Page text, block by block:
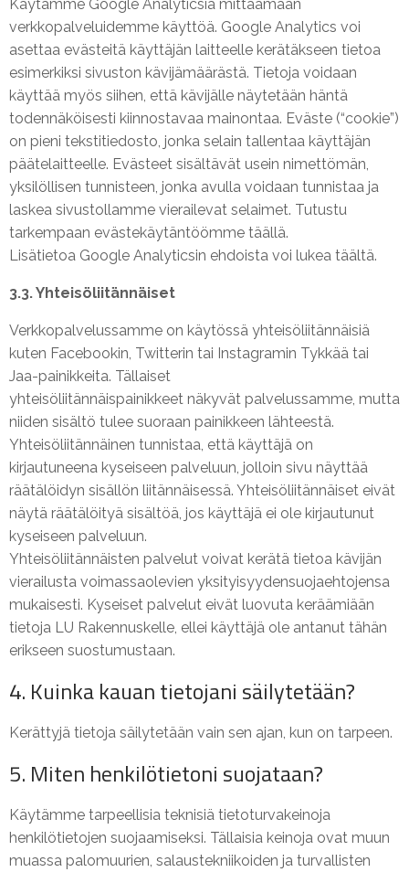
Käytämme Google Analyticsiä mittaamaan
verkkopalveluidemme käyttöä. Google Analytics voi
asettaa evästeitä käyttäjän laitteelle kerätäkseen tietoa
esimerkiksi sivuston kävijämäärästä. Tietoja voidaan
käyttää myös siihen, että kävijälle näytetään häntä
todennäköisesti kiinnostavaa mainontaa. Eväste (“cookie”)
on pieni tekstitiedosto, jonka selain tallentaa käyttäjän
päätelaitteelle. Evästeet sisältävät usein nimettömän,
yksilöllisen tunnisteen, jonka avulla voidaan tunnistaa ja
laskea sivustollamme vierailevat selaimet. Tutustu
tarkempaan evästekäytäntöömme täällä.
Lisätietoa Google Analyticsin ehdoista voi lukea täältä.
3.3. Yhteisöliitännäiset
Verkkopalvelussamme on käytössä yhteisöliitännäisiä
kuten Facebookin, Twitterin tai Instagramin Tykkää tai
Jaa-painikkeita. Tällaiset
yhteisöliitännäispainikkeet näkyvät palvelussamme, mutta
niiden sisältö tulee suoraan painikkeen lähteestä.
Yhteisöliitännäinen tunnistaa, että käyttäjä on
kirjautuneena kyseiseen palveluun, jolloin sivu näyttää
räätälöidyn sisällön liitännäisessä. Yhteisöliitännäiset eivät
näytä räätälöityä sisältöä, jos käyttäjä ei ole kirjautunut
kyseiseen palveluun.
Yhteisöliitännäisten palvelut voivat kerätä tietoa kävijän
vierailusta voimassaolevien yksityisyydensuojaehtojensa
mukaisesti. Kyseiset palvelut eivät luovuta keräämiään
tietoja LU Rakennuskelle, ellei käyttäjä ole antanut tähän
erikseen suostumustaan.
4. Kuinka kauan tietojani säilytetään?
Kerättyjä tietoja säilytetään vain sen ajan, kun on tarpeen.
5. Miten henkilötietoni suojataan?
Käytämme tarpeellisia teknisiä tietoturvakeinoja
henkilötietojen suojaamiseksi. Tällaisia keinoja ovat muun
muassa palomuurien, salaustekniikoiden ja turvallisten